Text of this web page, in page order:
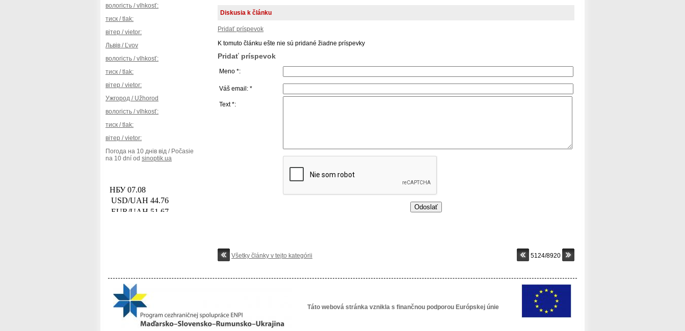
вологість / vlhkosť:
тиск / tlak:
вітер / vietor:
Львів / Ľvov
вологість / vlhkosť:
тиск / tlak:
вітер / vietor:
Ужгород / Užhorod
вологість / vlhkosť:
тиск / tlak:
вітер / vietor:
Погода на 10 днів від / Počasie
na 10 dní od sinoptik.ua
Diskusia k článku
Pridať príspevok
K tomuto článku ešte nie sú pridané žiadne príspevky
Pridať príspevok
Meno *:
Váš email: *
Text *:
Všetky články v tejto kategórii 5124/8920
Táto webová stránka vznikla s finančnou podporou Európskej únie